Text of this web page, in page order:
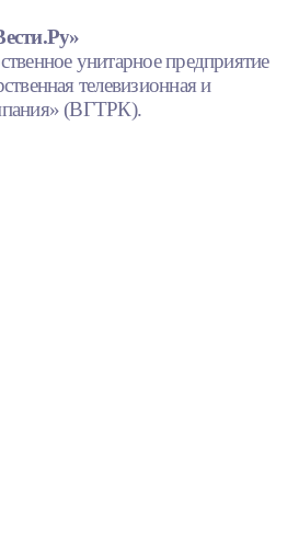
унитарное предприятие
телевизионная и
(ВГТРК).